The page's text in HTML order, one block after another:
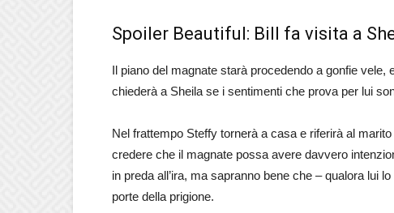
Spoiler Beautiful: Bill fa visita a
Il piano del magnate starà procedendo a gonfie vele,
chiederà a Sheila se i sentimenti che prova per lui
Nel frattempo Steffy tornerà a casa e riferirà al marito
credere che il magnate possa avere davvero
in preda all’ira, ma sapranno bene che – qualora lui
porte della prigione.